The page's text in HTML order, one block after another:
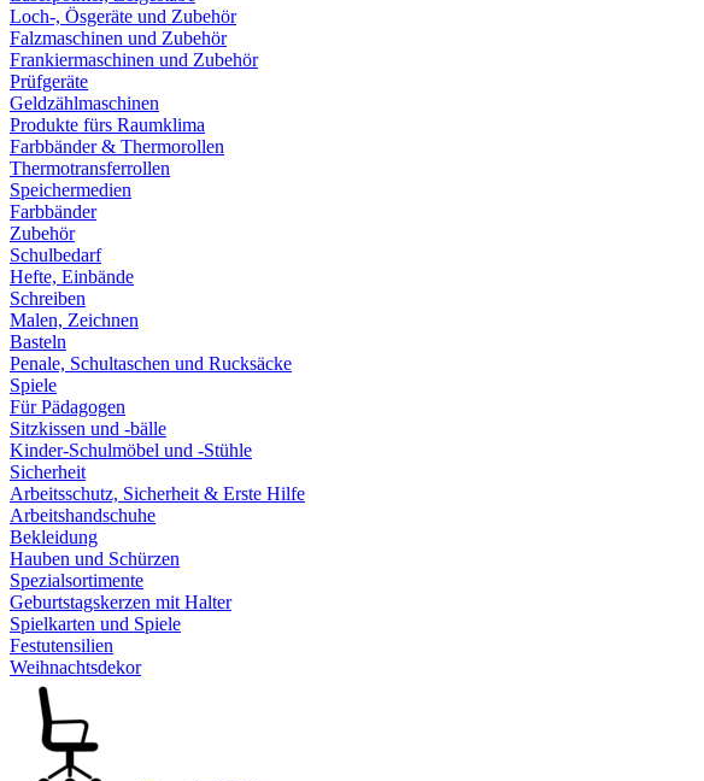
Loch-, Ösgeräte und Zubehör
Falzmaschinen und Zubehör
Frankiermaschinen und Zubehör
Prüfgeräte
Geldzählmaschinen
Produkte fürs Raumklima
Farbbänder & Thermorollen
Thermotransferrollen
Speichermedien
Farbbänder
Zubehör
Schulbedarf
Hefte, Einbände
Schreiben
Malen, Zeichnen
Basteln
Penale, Schultaschen und Rucksäcke
Spiele
Für Pädagogen
Sitzkissen und -bälle
Kinder-Schulmöbel und -Stühle
Sicherheit
Arbeitsschutz, Sicherheit & Erste Hilfe
Arbeitshandschuhe
Bekleidung
Hauben und Schürzen
Spezialsortimente
Geburtstagskerzen mit Halter
Spielkarten und Spiele
Festutensilien
Weihnachtsdekor